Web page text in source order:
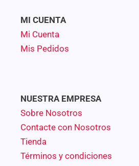
MI CUENTA
Mi Cuenta
Mis Pedidos
NUESTRA EMPRESA
Sobre Nosotros
Contacte con Nosotros
Tienda
Términos y condiciones